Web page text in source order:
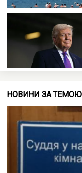
НОВИНИ ЗА ТЕМОЮ